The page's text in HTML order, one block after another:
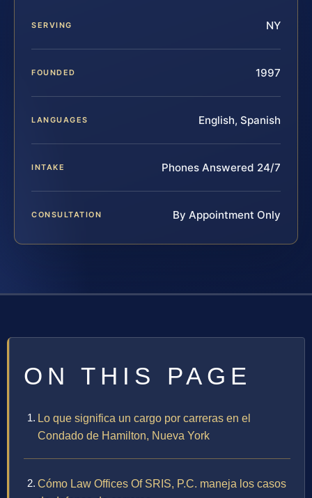
SERVING NY
FOUNDED 1997
LANGUAGES English, Spanish
INTAKE Phones Answered 24/7
CONSULTATION By Appointment Only
ON THIS PAGE
Lo que significa un cargo por carreras en el
Condado de Hamilton, Nueva York
Cómo Law Offices Of SRIS, P.C. maneja los casos